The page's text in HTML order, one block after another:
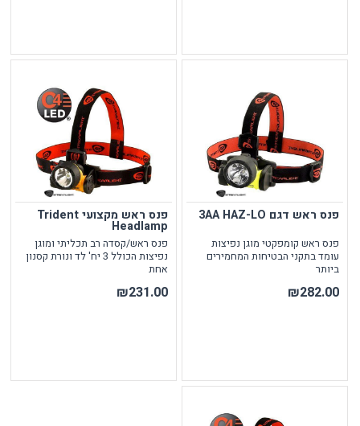
פנס ראש דגם 3AA HAZ-LO
פנס ראש קומפקטי מוגן נפיצות
עומד בתקני הבטיחות המחמירים
ביותר
₪282.00
פנס ראש מקצועי Trident
Headlamp
פנס ראש/קסדה רב תכליתי ומוגן
נפיצות הכולל 3 יח' לד ונורת קסנון
אחת
₪231.00